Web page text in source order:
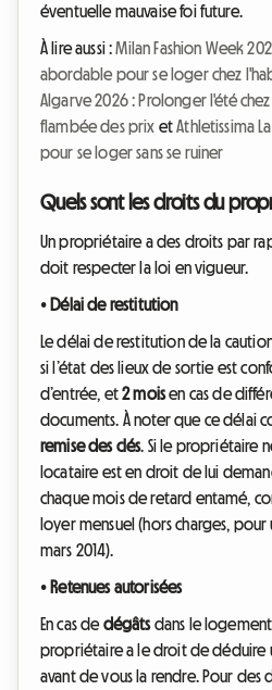
éventuelle mauvaise foi future.
À lire aussi :Milan Fashion Week
abordable pour se loger chez
Algarve 2026 : Prolonger l'été
flambée des prix etAthletissima
pour se loger sans se ruiner
Quels sont les droits du
Un propriétaire a des droits par
doit respecter la loi en vigueur.
• Délai de restitution
Le délai de restitution de la
si l’état des lieux de sortie est
d’entrée, et2 moisen cas de
documents. À noter que ce délai
remise des clés. Si le propriétaire
locataire est en droit de lui
chaque mois de retard entamé,
loyer mensuel (hors charges, pour
mars 2014).
• Retenues autorisées
En cas dedégâtsdans le
propriétaire a le droit de déduire
avant de vous la rendre. Pour